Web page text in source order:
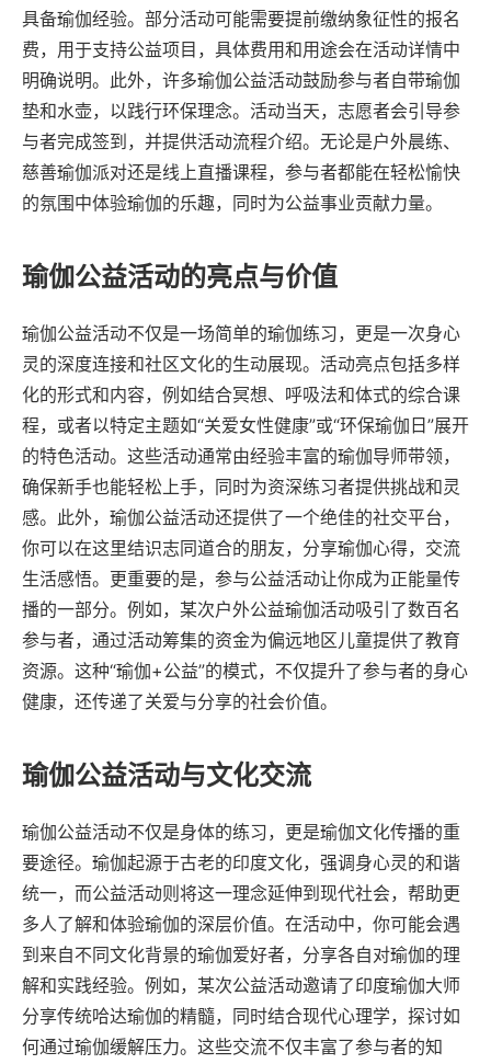
具备瑜伽经验。部分活动可能需要提前缴纳象征性的报名
费，用于支持公益项目，具体费用和用途会在活动详情中
明确说明。此外，许多瑜伽公益活动鼓励参与者自带瑜伽
垫和水壶，以践行环保理念。活动当天，志愿者会引导参
与者完成签到，并提供活动流程介绍。无论是户外晨练、
慈善瑜伽派对还是线上直播课程，参与者都能在轻松愉快
的氛围中体验瑜伽的乐趣，同时为公益事业贡献力量。
瑜伽公益活动的亮点与价值
瑜伽公益活动不仅是一场简单的瑜伽练习，更是一次身心
灵的深度连接和社区文化的生动展现。活动亮点包括多样
化的形式和内容，例如结合冥想、呼吸法和体式的综合课
程，或者以特定主题如“关爱女性健康”或“环保瑜伽日”展开
的特色活动。这些活动通常由经验丰富的瑜伽导师带领，
确保新手也能轻松上手，同时为资深练习者提供挑战和灵
感。此外，瑜伽公益活动还提供了一个绝佳的社交平台，
你可以在这里结识志同道合的朋友，分享瑜伽心得，交流
生活感悟。更重要的是，参与公益活动让你成为正能量传
播的一部分。例如，某次户外公益瑜伽活动吸引了数百名
参与者，通过活动筹集的资金为偏远地区儿童提供了教育
资源。这种“瑜伽+公益”的模式，不仅提升了参与者的身心
健康，还传递了关爱与分享的社会价值。
瑜伽公益活动与文化交流
瑜伽公益活动不仅是身体的练习，更是瑜伽文化传播的重
要途径。瑜伽起源于古老的印度文化，强调身心灵的和谐
统一，而公益活动则将这一理念延伸到现代社会，帮助更
多人了解和体验瑜伽的深层价值。在活动中，你可能会遇
到来自不同文化背景的瑜伽爱好者，分享各自对瑜伽的理
解和实践经验。例如，某次公益活动邀请了印度瑜伽大师
分享传统哈达瑜伽的精髓，同时结合现代心理学，探讨如
何通过瑜伽缓解压力。这些交流不仅丰富了参与者的知